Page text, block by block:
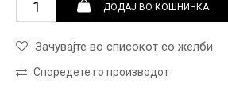
ДОДАЈ ВО КОШНИЧКА
Зачувајте во списокот со желби
Споредете го производот